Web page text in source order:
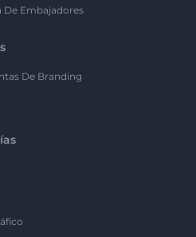
De Embajadores
De Branding